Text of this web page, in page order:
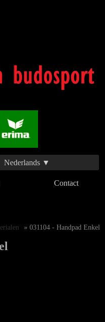
Nederlands ▼
Contact
» 031104 - Handpad Enkel